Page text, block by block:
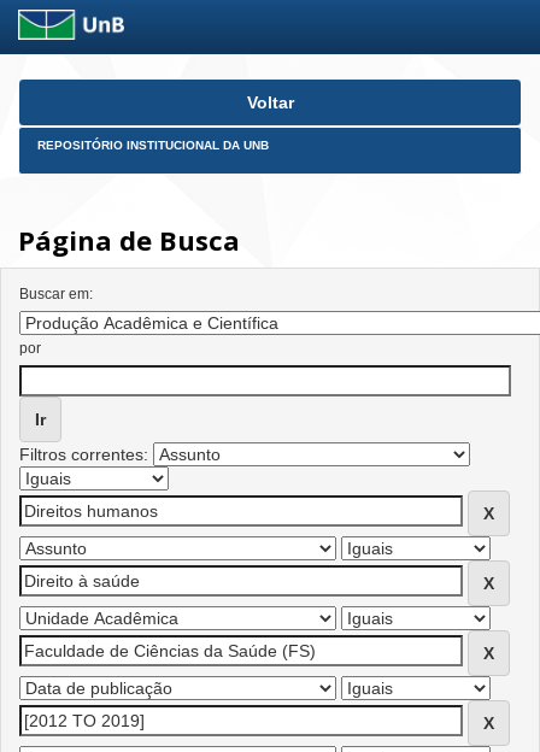
Skip
Voltar
REPOSITÓRIO INSTITUCIONAL DA UNB
Página de Busca
Buscar em:
por
Filtros correntes: